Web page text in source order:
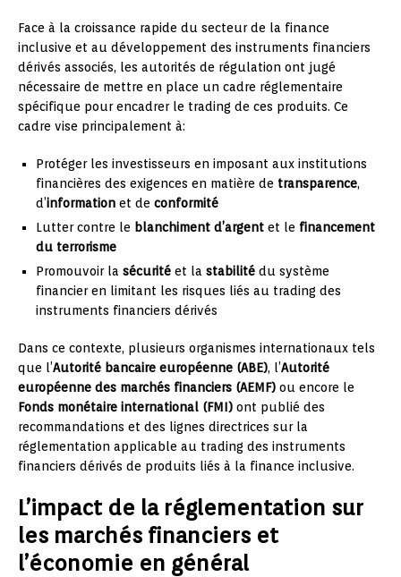
Face à la croissance rapide du secteur de la finance
inclusive et au développement des instruments financiers
dérivés associés, les autorités de régulation ont jugé
nécessaire de mettre en place un cadre réglementaire
spécifique pour encadrer le trading de ces produits. Ce
cadre vise principalement à:
Protéger les investisseurs en imposant aux institutions
financières des exigences en matière de transparence,
d’information et de conformité
Lutter contre le blanchiment d’argent et le financement
du terrorisme
Promouvoir la sécurité et la stabilité du système
financier en limitant les risques liés au trading des
instruments financiers dérivés
Dans ce contexte, plusieurs organismes internationaux tels
que l’Autorité bancaire européenne (ABE), l’Autorité
européenne des marchés financiers (AEMF) ou encore le
Fonds monétaire international (FMI) ont publié des
recommandations et des lignes directrices sur la
réglementation applicable au trading des instruments
financiers dérivés de produits liés à la finance inclusive.
L’impact de la réglementation sur
les marchés financiers et
l’économie en général